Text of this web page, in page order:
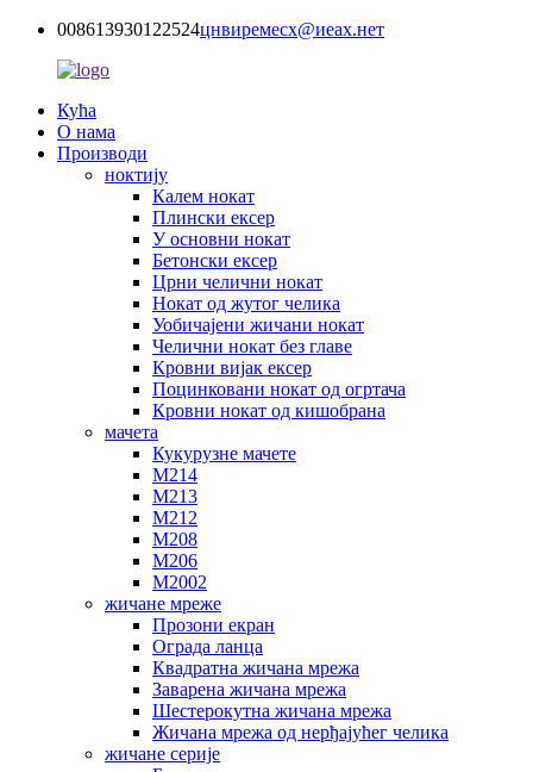
008613930122524цнвиремесх@иеах.нет
Кућа
О нама
Производи
ноктију
Калем нокат
Плински ексер
У основни нокат
Бетонски ексер
Црни челични нокат
Нокат од жутог челика
Уобичајени жичани нокат
Челични нокат без главе
Кровни вијак ексер
Поцинковани нокат од огртача
Кровни нокат од кишобрана
мачета
Кукурузне мачете
М214
М213
М212
М208
М206
М2002
жичане мреже
Прозони екран
Ограда ланца
Квадратна жичана мрежа
Заварена жичана мрежа
Шестерокутна жичана мрежа
Жичана мрежа од нерђајућег челика
жичане серије